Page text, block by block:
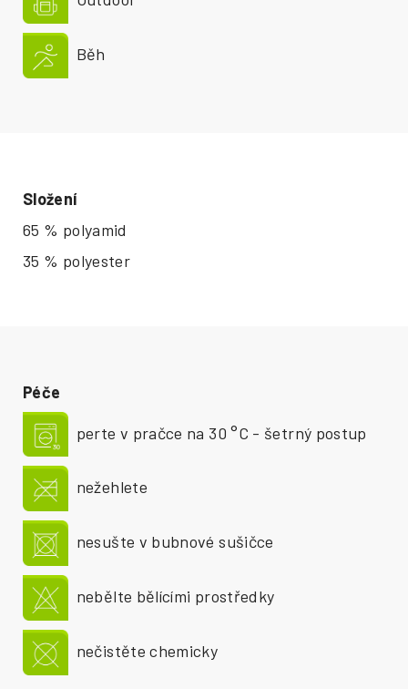
Péče
perte v pračce na 30 °C - šetrný postup
nežehlete
nesušte v bubnové sušičce
nebělte bělícími prostředky
nečistěte chemicky
Složení
65 % polyamid
35 % polyester
Běh